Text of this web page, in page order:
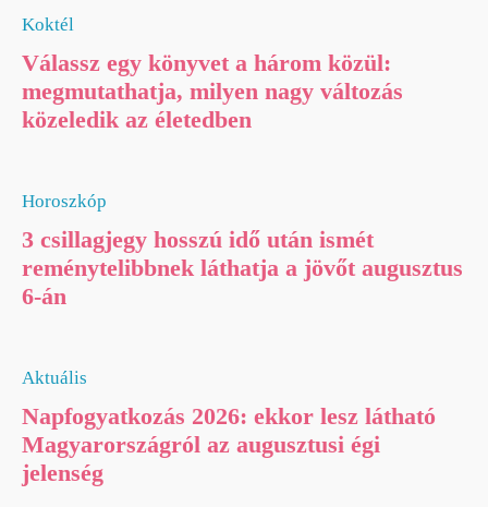
Koktél
Válassz egy könyvet a három közül:
megmutathatja, milyen nagy változás
közeledik az életedben
Horoszkóp
3 csillagjegy hosszú idő után ismét
reménytelibbnek láthatja a jövőt augusztus
6-án
Aktuális
Napfogyatkozás 2026: ekkor lesz látható
Magyarországról az augusztusi égi
jelenség